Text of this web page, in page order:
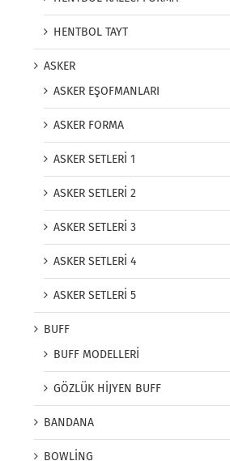
HENTBOL TAYT
ASKER
ASKER EŞOFMANLARI
ASKER FORMA
ASKER SETLERİ 1
ASKER SETLERİ 2
ASKER SETLERİ 3
ASKER SETLERİ 4
ASKER SETLERİ 5
BUFF
BUFF MODELLERİ
GÖZLÜK HİJYEN BUFF
BANDANA
BOWLİNG